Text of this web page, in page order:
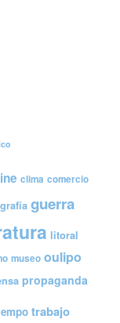
clima comercio
guerra
litoral
museo oulipo
propaganda
trabajo